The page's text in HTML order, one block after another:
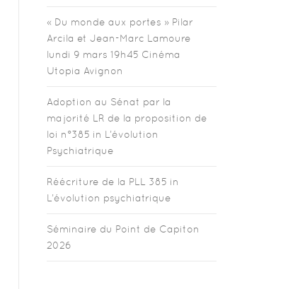
« Du monde aux portes » Pilar
Arcila et Jean-Marc Lamoure
lundi 9 mars 19h45 Cinéma
Utopia Avignon
Adoption au Sénat par la
majorité LR de la proposition de
loi n°385 in L’évolution
Psychiatrique
Réécriture de la PLL 385 in
L’évolution psychiatrique
Séminaire du Point de Capiton
2026